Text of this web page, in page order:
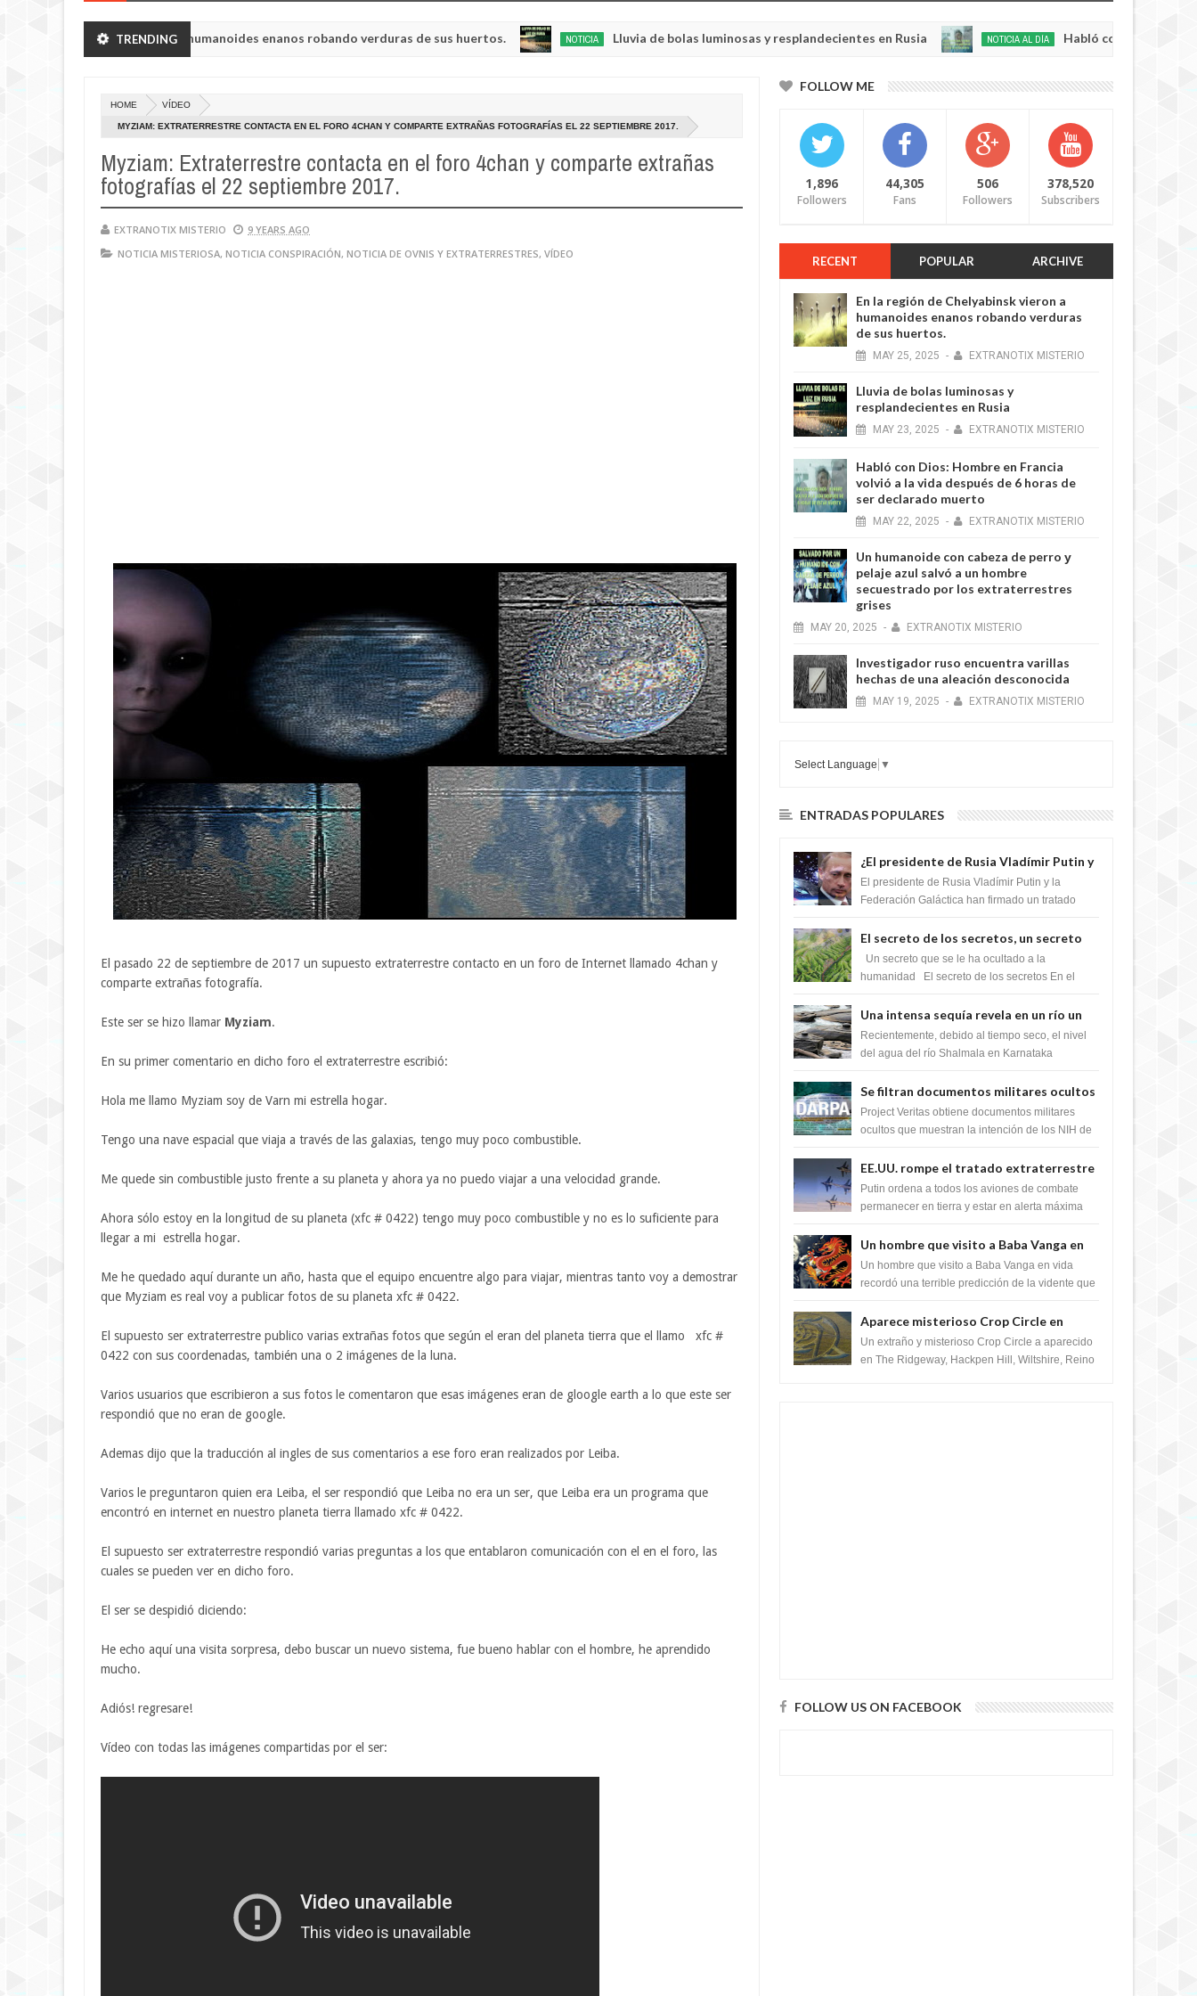
TRENDING
Chelyabinsk vieron a humanoides enanos robando verduras de sus huertos. NOTICIA Lluvia de bolas luminosas y resplandecientes en Rusia
20250
NOTICIA AL DÍA Habló con Dios: Hombre en
HOME VÍDEO
MYZIAM: EXTRATERRESTRE CONTACTA EN EL FORO 4CHAN Y COMPARTE EXTRAÑAS FOTOGRAFÍAS EL 22 SEPTIEMBRE 2017.
Myziam: Extraterrestre contacta en el foro 4chan y comparte extrañas
fotografías el 22 septiembre 2017.
EXTRANOTIX MISTERIO
9 YEARS AGO
NOTICIA MISTERIOSA, NOTICIA CONSPIRACIÓN, NOTICIA DE OVNIS Y EXTRATERRESTRES, VÍDEO
El pasado 22 de septiembre de 2017 un supuesto extraterrestre contacto en un foro de Internet llamado 4chan y
comparte extrañas fotografía.
Este ser se hizo llamar Myziam.
En su primer comentario en dicho foro el extraterrestre escribió:
Hola me llamo Myziam soy de Varn mi estrella hogar.
Tengo una nave espacial que viaja a través de las galaxias, tengo muy poco combustible.
Me quede sin combustible justo frente a su planeta y ahora ya no puedo viajar a una velocidad grande.
Ahora sólo estoy en la longitud de su planeta (xfc # 0422) tengo muy poco combustible y no es lo suficiente para
llegar a mi estrella hogar.
Me he quedado aquí durante un año, hasta que el equipo encuentre algo para viajar, mientras tanto voy a demostrar
que Myziam es real voy a publicar fotos de su planeta xfc # 0422.
El supuesto ser extraterrestre publico varias extrañas fotos que según el eran del planeta tierra que el llamo xfc #
0422 con sus coordenadas, también una o 2 imágenes de la luna.
Varios usuarios que escribieron a sus fotos le comentaron que esas imágenes eran de gloogle earth a lo que este ser
respondió que no eran de google.
Ademas dijo que la traducción al ingles de sus comentarios a ese foro eran realizados por Leiba.
Varios le preguntaron quien era Leiba, el ser respondió que Leiba no era un ser, que Leiba era un programa que
encontró en internet en nuestro planeta tierra llamado xfc # 0422.
El supuesto ser extraterrestre respondió varias preguntas a los que entablaron comunicación con el en el foro, las
cuales se pueden ver en dicho foro.
El ser se despidió diciendo:
He echo aquí una visita sorpresa, debo buscar un nuevo sistema, fue bueno hablar con el hombre, he aprendido
mucho.
Adiós! regresare!
Vídeo con todas las imágenes compartidas por el ser:
FOLLOW ME
1,896
Followers
44,305
Fans
506
Followers
378,520
Subscribers
RECENT POPULAR ARCHIVE
En la región de Chelyabinsk vieron a
humanoides enanos robando verduras
de sus huertos.
MAY 25, 2025 - EXTRANOTIX MISTERIO
Lluvia de bolas luminosas y
resplandecientes en Rusia
MAY 23, 2025 - EXTRANOTIX MISTERIO
Habló con Dios: Hombre en Francia
volvió a la vida después de 6 horas de
ser declarado muerto
MAY 22, 2025 - EXTRANOTIX MISTERIO
Un humanoide con cabeza de perro у
pelaje azul salvó a un hombre
secuestrado por los extraterrestres
grises
MAY 20, 2025 - EXTRANOTIX MISTERIO
Investigador ruso encuentra varillas
hechas de una aleación desconocida
MAY 19, 2025 - EXTRANOTIX MISTERIO
Select Language ▼
ENTRADAS POPULARES
¿El presidente de Rusia Vladímir Putin y
la Federación Galactica han firmado un
tratado para acabar con los Sionistas?
El presidente de Rusia Vladímir Putin y la
Federación Galáctica han firmado un tratado
Si...
El secreto de los secretos, un secreto
que cambiaría por completo el destino
de la humanidad
Un secreto que se le ha ocultado a la
humanidad El secreto de los secretos En el
m...
Una intensa sequía revela en un río un
impresionante hallazgo de miles de
Shiva Lingas
Recientemente, debido al tiempo seco, el nivel
del agua del río Shalmala en Karnataka
Shiv...
Se filtran documentos militares ocultos
que muestran la intención de los NIH de
crear el SARS-CoV-2, utilizando la
Project Veritas obtiene documentos militares
ocultos que muestran la intención de los NIH de
EE.UU. rompe el tratado extraterrestre
y se prepara para destruir el misterioso
satélite "Caballero Negro"
Putin ordena a todos los aviones de combate
permanecer en tierra y estar en alerta máxima
el ...
Un hombre que visito a Baba Vanga en
vida recordó la terrible predicción de la
vidente para febrero de 2022.
Un hombre que visito a Baba Vanga en vida
recordó una terrible predicción de la vidente que
pron...
Aparece misterioso Crop Circle en
Reino Unido 23 de junio 2016
Un extraño y misterioso Crop Circle a aparecido
en The Ridgeway, Hackpen Hill, Wiltshire, Reino
FOLLOW US ON FACEBOOK